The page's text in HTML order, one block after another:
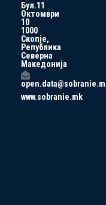
Бул.11
Октомври
10
1000
Скопје,
Република
Северна
Македонија
www.sobranie.mk